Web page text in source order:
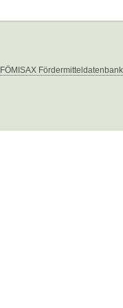
FÖMISAX Fördermitteldatenbank